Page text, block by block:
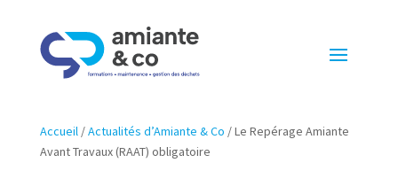
Accueil/Actualités d’Amiante & Co /Le Repérage Amiante
Avant Travaux (RAAT) obligatoire